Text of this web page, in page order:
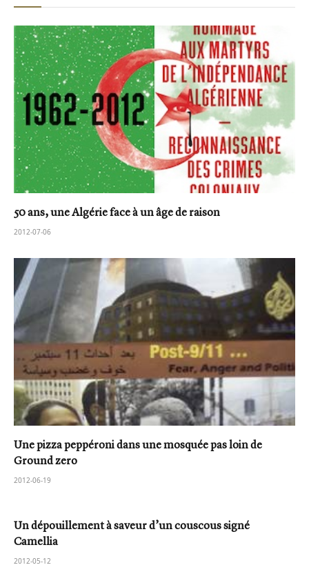
50 ans, une Algérie face à un âge de raison
2012-07-06
Une pizza peppéroni dans une mosquée pas loin de
Ground zero
2012-06-19
Un dépouillement à saveur d’un couscous signé
Camellia
2012-05-12